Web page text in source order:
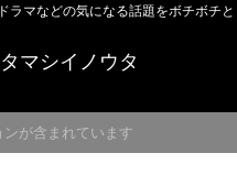
ラマなどの気になる話題をボチボチと
マシイノウタ
が含まれています